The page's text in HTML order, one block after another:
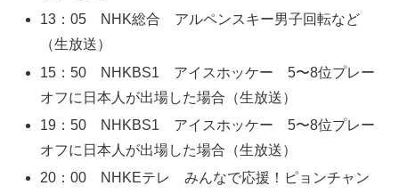
13：05 NHK総合 アルペンスキー男子回転など
（生放送）
15：50 NHKBS1 アイスホッケー 5〜8位プレー
オフに日本人が出場した場合（生放送）
19：50 NHKBS1 アイスホッケー 5〜8位プレー
オフに日本人が出場した場合（生放送）
20：00 NHKEテレ みんなで応援！ピョンチャン